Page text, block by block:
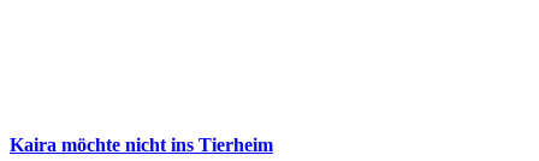
Kaira möchte nicht ins Tierheim